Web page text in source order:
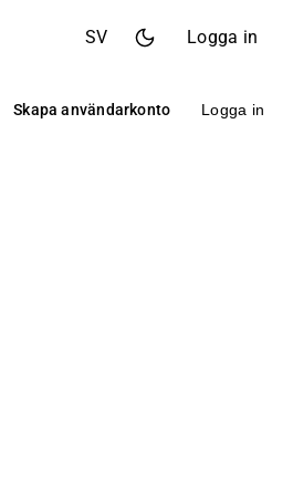
SV Logga in
Skapa användarkonto Logga in